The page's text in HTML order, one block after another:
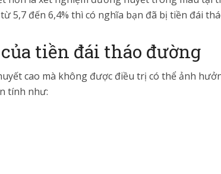
5,7 đến 6,4% thì có nghĩa bạn đã bị tiền đái
tiền đái tháo đường
cao mà không được điều trị có thể ảnh
tính như: